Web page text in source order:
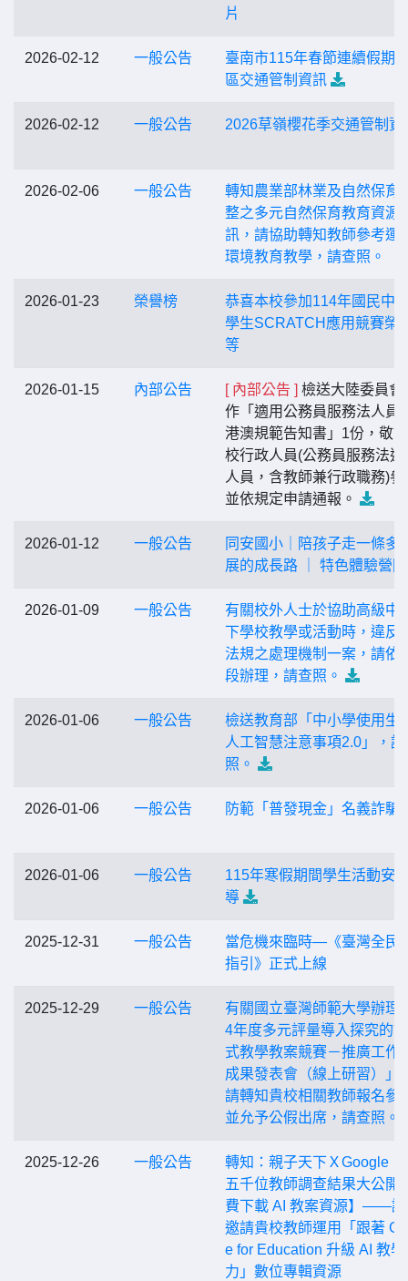
片
2026-02-12 一般公告
臺南市115年春節連續假期
區交通管制資訊
2026-02-12 一般公告 2026草嶺櫻花季交通管制資
2026-02-06 一般公告
轉知農業部林業及自然保育
整之多元自然保育教育資源
訊，請協助轉知教師參考運
環境教育教學，請查照。
2026-01-23 榮譽榜
恭喜本校參加114年國民中
學生SCRATCH應用競賽榮
等
2026-01-15 內部公告 [ 內部公告 ] 檢送大陸委員會
作「適用公務員服務法人員
港澳規範告知書」1份，敬
校行政人員(公務員服務法適
人員，含教師兼行政職務)參
並依規定申請通報。
2026-01-12 一般公告
同安國小｜陪孩子走一條多
展的成長路 ｜ 特色體驗營隊
2026-01-09 一般公告
有關校外人士於協助高級中
下學校教學或活動時，違反
法規之處理機制一案，請依
段辦理，請查照。
2026-01-06 一般公告
檢送教育部「中小學使用生
人工智慧注意事項2.0」，請
照。
2026-01-06 一般公告 防範「普發現金」名義詐騙
2026-01-06 一般公告
115年寒假期間學生活動安
導
2025-12-31 一般公告
當危機來臨時—《臺灣全民
指引》正式上線
2025-12-29 一般公告
有關國立臺灣師範大學辦理
4年度多元評量導入探究的
式教學教案競賽－推廣工作
成果發表會（線上研習）」
請轉知貴校相關教師報名參
並允予公假出席，請查照。
2025-12-26 一般公告
轉知：親子天下ＸGoogle【
五千位教師調查結果大公開
費下載 AI 教案資源】——誠
邀請貴校教師運用「跟著
e for Education 升級 AI 教學
力」數位專輯資源